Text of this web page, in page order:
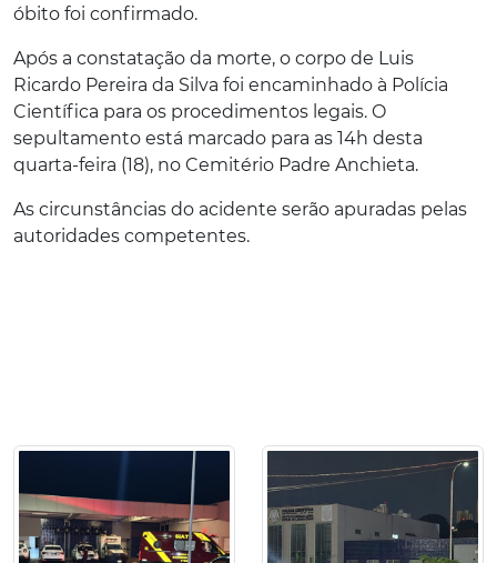
óbito foi confirmado.
Após a constatação da morte, o corpo de Luis
Ricardo Pereira da Silva foi encaminhado à Polícia
Científica para os procedimentos legais. O
sepultamento está marcado para as 14h desta
quarta-feira (18), no Cemitério Padre Anchieta.
As circunstâncias do acidente serão apuradas pelas
autoridades competentes.